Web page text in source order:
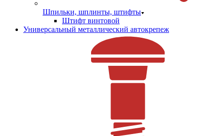
Шпильки, шплинты, штифты
Штифт винтовой
Универсальный металлический автокрепеж